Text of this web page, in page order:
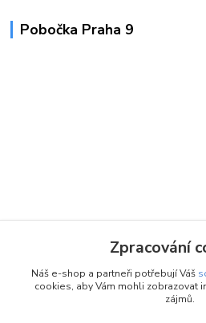
Pobočka Praha 9
Zpracování
Náš e-shop a partneři potřebují Váš
cookies, aby Vám mohli zobrazovat
zájmů.